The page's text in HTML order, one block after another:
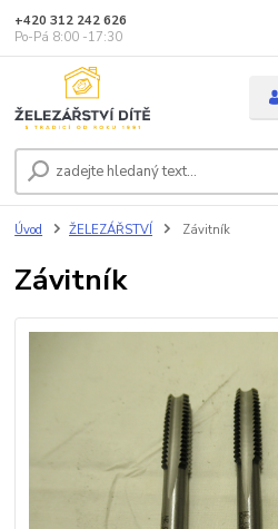
+420 312 242 626
Po-Pá 8:00 -17:30
Úvod ŽELEZÁŘSTVÍ Závitník
Závitník